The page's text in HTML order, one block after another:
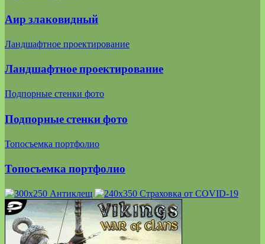
Аир злаковидный
Ландшафтное проектирование
Ландшафтное проектирование
Подпорные стенки фото
Подпорные стенки фото
Топосъемка портфолио
Топосъемка портфолио